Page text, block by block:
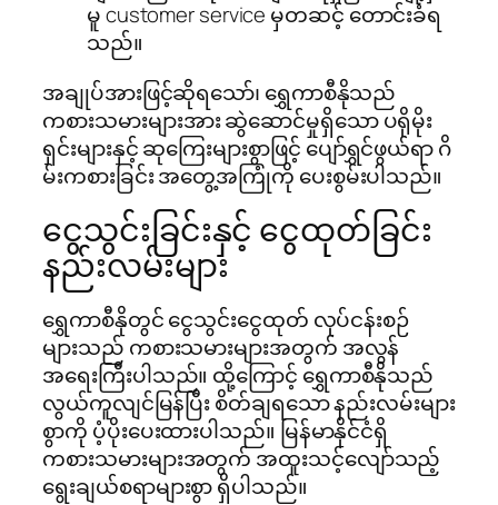
မူ customer service မှတဆင့် တောင်းခံရ
သည်။
အချုပ်အားဖြင့်ဆိုရသော်၊ ရွှေကာစီနိုသည်
ကစားသမားများအား ဆွဲဆောင်မှုရှိသော ပရိုမိုး
ရှင်းများနှင့် ဆုကြေးများစွာဖြင့် ပျော်ရွှင်ဖွယ်ရာ ဂိ
မ်းကစားခြင်း အတွေ့အကြုံကို ပေးစွမ်းပါသည်။
ငွေသွင်းခြင်းနှင့် ငွေထုတ်ခြင်း
နည်းလမ်းများ
ရွှေကာစီနိုတွင် ငွေသွင်းငွေထုတ် လုပ်ငန်းစဉ်
များသည် ကစားသမားများအတွက် အလွန်
အရေးကြီးပါသည်။ ထို့ကြောင့် ရွှေကာစီနိုသည်
လွယ်ကူလျင်မြန်ပြီး စိတ်ချရသော နည်းလမ်းများ
စွာကို ပံ့ပိုးပေးထားပါသည်။ မြန်မာနိုင်ငံရှိ
ကစားသမားများအတွက် အထူးသင့်လျော်သည့်
ရွေးချယ်စရာများစွာ ရှိပါသည်။